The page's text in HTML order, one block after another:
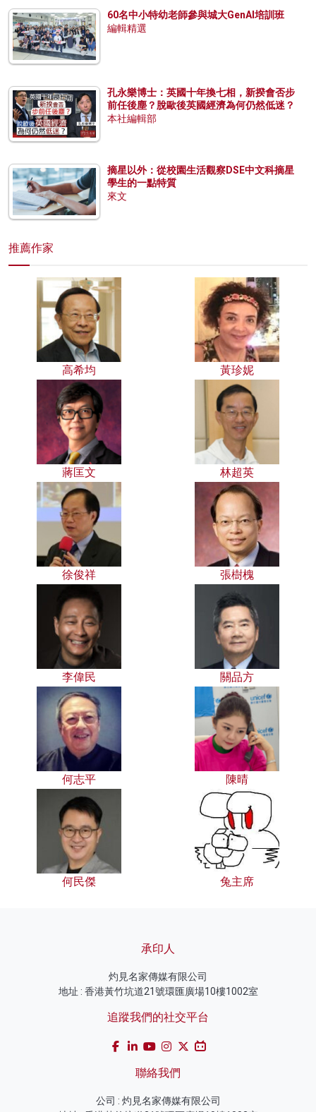
60名中小特幼老師參與城大GenAI培訓班
編輯精選
孔永樂博士：英國十年換七相，新揆會否步
前任後塵？脫歐後英國經濟為何仍然低迷？
本社編輯部
摘星以外：從校園生活觀察DSE中文科摘星
學生的一點特質
來文
推薦作家
高希均 黃珍妮
蔣匡文 林超英
徐俊祥 張樹槐
李偉民 關品方
何志平 陳晴
何民傑 兔主席
承印人
灼見名家傳媒有限公司
地址 : 香港黃竹坑道21號環匯廣場10樓1002室
追蹤我們的社交平台
聯絡我們
公司 : 灼見名家傳媒有限公司